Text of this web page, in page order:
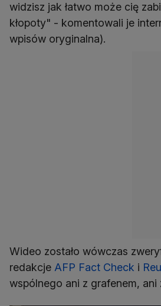
widzisz jak łatwo może cię
kłopoty" - komentowali je
wpisów oryginalna).
Wideo zostało wówczas
redakcje AFP Fact Check i
wspólnego ani z grafenem, ani